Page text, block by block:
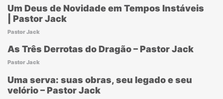
Um Deus de Novidade em Tempos Instáveis
| Pastor Jack
Pastor Jack
As Três Derrotas do Dragão – Pastor Jack
Pastor Jack
Uma serva: suas obras, seu legado e seu
velório – Pastor Jack